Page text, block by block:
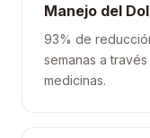
Manejo del
93% de
semanas a
medicinas.